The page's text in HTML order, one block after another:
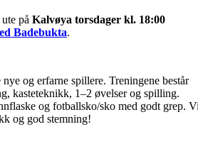
på Kalvøya torsdager kl. 18:00
Badebukta.
og erfarne spillere. Treningene består
kasteteknikk, 1–2 øvelser og spilling.
og fotballsko/sko med godt grep.
og god stemning!